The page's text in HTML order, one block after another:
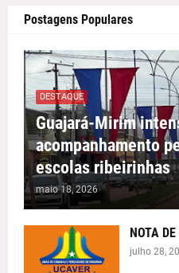
Postagens Populares
DESTAQUE
Guajará-Mirim
acompanhamento
escolas ribeirinhas
maio 18, 2026
NOTA
julho 28,